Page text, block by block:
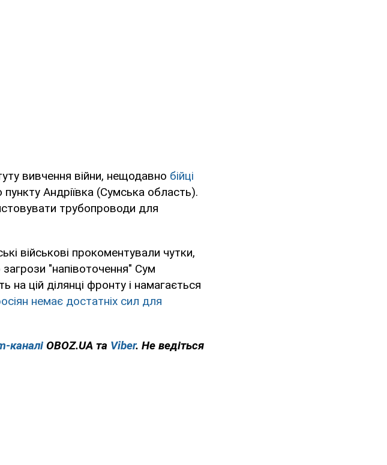
вивчення війни, нещодавно бійці
Андріївка (Сумська область).
трубопроводи для
військові прокоментували чутки,
"напівоточення" Сум
на цій ділянці фронту і намагається
немає достатніх сил для
каналі OBOZ.UA та Viber. Не ведіться